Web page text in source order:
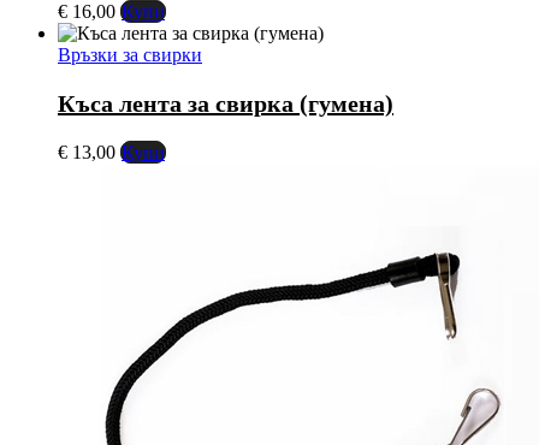
€ 16,00 Купи
Връзки за свирки
Къса лента за свирка (гумена)
€ 13,00 Купи